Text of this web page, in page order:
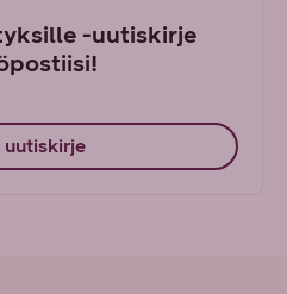
-uutiskirje
uutiskirje